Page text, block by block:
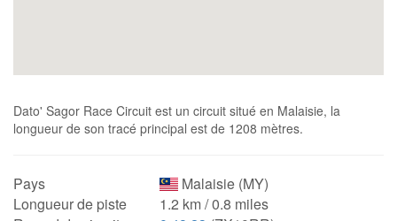
Dato' Sagor Race Circuit est un circuit situé en Malaisie, la
longueur de son tracé principal est de 1208 mètres.
Pays
Malaisie (MY)
Longueur de piste
1.2 km / 0.8 miles